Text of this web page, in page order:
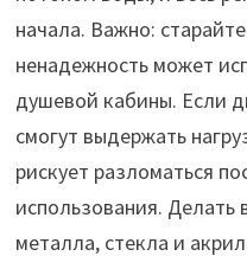
начала. Важно:
ненадежность может
душевой кабины. Если
смогут выдержать
рискует разломаться
использования. Делать
металла, стекла и